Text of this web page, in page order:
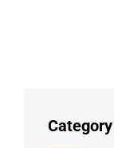
Category